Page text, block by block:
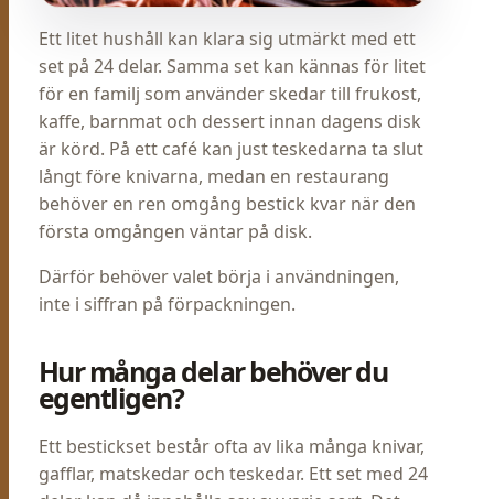
Ett litet hushåll kan klara sig utmärkt med ett
set på 24 delar. Samma set kan kännas för litet
för en familj som använder skedar till frukost,
kaffe, barnmat och dessert innan dagens disk
är körd. På ett café kan just teskedarna ta slut
långt före knivarna, medan en restaurang
behöver en ren omgång bestick kvar när den
första omgången väntar på disk.
Därför behöver valet börja i användningen,
inte i siffran på förpackningen.
Hur många delar behöver du
egentligen?
Ett bestickset består ofta av lika många knivar,
gafflar, matskedar och teskedar. Ett set med 24